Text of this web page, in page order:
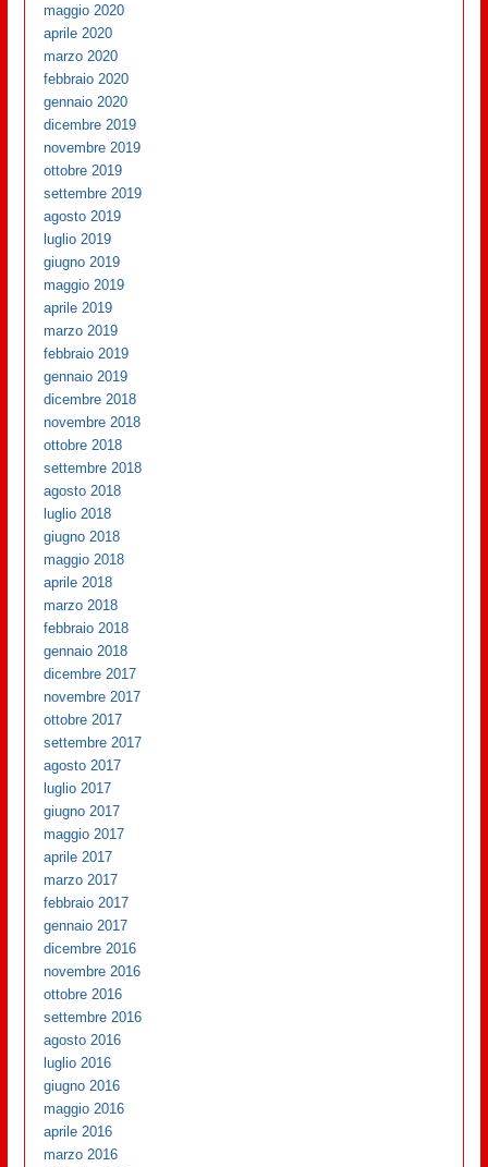
maggio 2020
aprile 2020
marzo 2020
febbraio 2020
gennaio 2020
dicembre 2019
novembre 2019
ottobre 2019
settembre 2019
agosto 2019
luglio 2019
giugno 2019
maggio 2019
aprile 2019
marzo 2019
febbraio 2019
gennaio 2019
dicembre 2018
novembre 2018
ottobre 2018
settembre 2018
agosto 2018
luglio 2018
giugno 2018
maggio 2018
aprile 2018
marzo 2018
febbraio 2018
gennaio 2018
dicembre 2017
novembre 2017
ottobre 2017
settembre 2017
agosto 2017
luglio 2017
giugno 2017
maggio 2017
aprile 2017
marzo 2017
febbraio 2017
gennaio 2017
dicembre 2016
novembre 2016
ottobre 2016
settembre 2016
agosto 2016
luglio 2016
giugno 2016
maggio 2016
aprile 2016
marzo 2016